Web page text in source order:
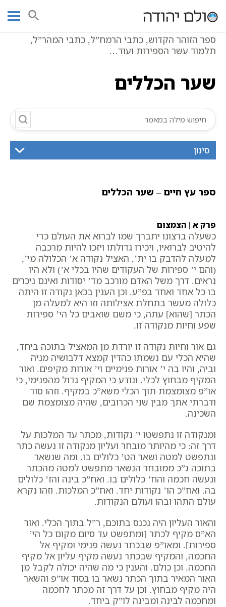
עמוד ראשי אוצר הכתבים שער הכללים
ספר הזוהר הקדוש, כתבי הרמח”ל, כתבי המהר”ל,
תלמוד עשר הספירות ועוד…
שער הכללים
ספר עץ חיים – שער הכללים
פרק א | הצמצום
כשעלה ברצונו יתברך שמו לברוא את העולם כדי
להיטיב לברואיו, ויכירו גדולתו ויזכו להיות מרכבה
למעלה להדבק בו ית’, האציל נקודה א’ הכלולה מי’,
(והם י’ ספירות של העקודים שהיו בכלי א’) ולא היו
נראים. דרך משל האדם מורכב מד’ יסודות ואינם ניכרים
בו כל אחד ואחד בפ”ע. וכן הענין בכאן נקודה זו היתה
כלולה מעשר בתחלת אצילותה וזו היא למעלה מן
הכתר [שהוא] עתה, כי משם שואבים כל הי’ ספירות
שפע וחיות מנקודה זו.
גם אור וחיות נקודה זו יורדת מן המאציל בתוכה ביחד,
שהיא הכלי עם נשמתו כהדין קמצא דלבושיה מניה
וביה, והיו בה י’ אורות פנימיים וי’ אורות מקיפים. ואור
המקיף מבחוץ לכלי. ונודע כי המקיף גדול מהפנימי, כי
או”פ מצומצמת תוך הכלי משא”כ במקיף. וזהו סוד
ודברתי אתך מבין שני הכרובים, שהיה מצומצמת שם
השכינה.
ומנקודה זו נתפשטו י’ נקודות, מכתר עד המלכות על
דרך זה: כי מהיותר מובחר ועליון מנקודה זו נעשה כתר
ונתפשט למטה ושאר הט’ כלולים בו. ומה שנשאר
בתוכה ג”כ ממובחר הנשאר מתפשט למטה מהכתר
ונעשה חכמה והח’ כלולים בו. ואח”כ בינה והז’ כלולים
בה. ואח”כ הו’ נקודות יחד. ואח”כ המלכות. וזהו נקרא
עולם התהו ובהו ועולם הנקודות.
והאור העליון היה נכנס בתוכם, ר”ל בתוך הכלי. ואור
הא”ס מקיף לכתר [ומתפשט עד סיום מקום כל הי’
ספירות]. ומאו”פ שבכתר נעשה פנימי ומקיף אל
החכמה, והמקיף שבכתר נעשה מקיף עליון אל מקיף
החכמה. וכן כולם. והענין כי מה שהיה יכולה לקבל מן
האור המאיר בתוך הכתר נשאר בו בסוד או”פ והשאר
היה מקיף מבחוץ. וכן על דרך זה מכתר לחכמה
ומחכמה לבינה ומבינה לו”ק ביחד.
סינון